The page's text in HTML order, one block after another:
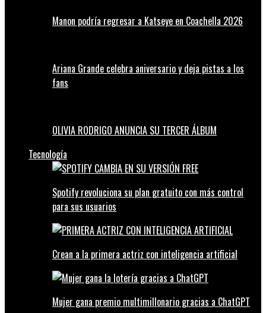
Manon podría regresar a Katseye en Coachella 2026
Ariana Grande celebra aniversario y deja pistas a los
fans
OLIVIA RODRIGO ANUNCIA SU TERCER ÁLBUM
Tecnología
Spotify revoluciona su plan gratuito con más control
para sus usuarios
Crean a la primera actriz con inteligencia artificial
Mujer gana premio multimillonario gracias a ChatGPT